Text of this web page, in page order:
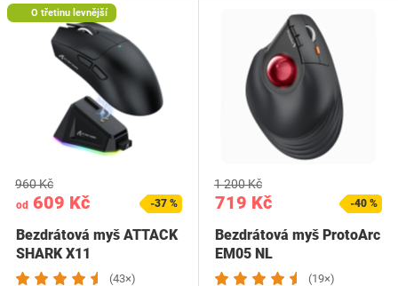
O třetinu levnější
od 609 Kč
960 Kč
-37 %
Bezdrátová myš ATTACK
SHARK X11
(43×)
719 Kč
1 200 Kč
-40 %
Bezdrátová myš ProtoArc
EM05 NL
(19×)